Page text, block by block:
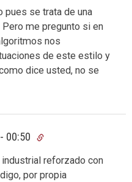
pues se trata de una
Pero me pregunto si en
nos
de este estilo y
dice usted, no se
00:50
reforzado con
por propia